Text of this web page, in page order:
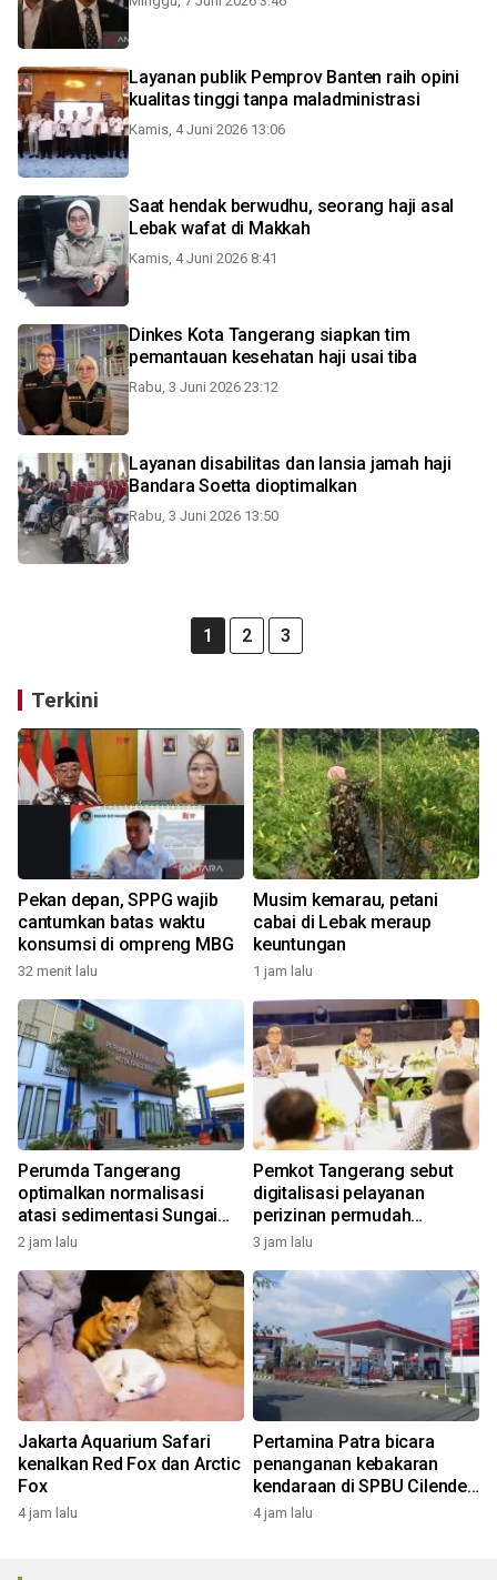
Layanan publik Pemprov Banten raih opini
kualitas tinggi tanpa maladministrasi
Kamis, 4 Juni 2026 13:06
Saat hendak berwudhu, seorang haji asal
Lebak wafat di Makkah
Kamis, 4 Juni 2026 8:41
Dinkes Kota Tangerang siapkan tim
pemantauan kesehatan haji usai tiba
Rabu, 3 Juni 2026 23:12
Layanan disabilitas dan lansia jamah haji
Bandara Soetta dioptimalkan
Rabu, 3 Juni 2026 13:50
1 2 3
Terkini
Pekan depan, SPPG wajib
cantumkan batas waktu
konsumsi di ompreng MBG
32 menit lalu
Musim kemarau, petani
cabai di Lebak meraup
keuntungan
1 jam lalu
Perumda Tangerang
optimalkan normalisasi
atasi sedimentasi Sungai
Cisadane
2 jam lalu
Pemkot Tangerang sebut
digitalisasi pelayanan
perizinan permudah
investasi
3 jam lalu
Jakarta Aquarium Safari
kenalkan Red Fox dan Arctic
Fox
4 jam lalu
Pertamina Patra bicara
penanganan kebakaran
kendaraan di SPBU Cilendek
Bogor
4 jam lalu